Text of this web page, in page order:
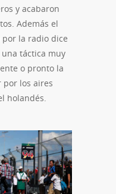
y acabaron
Además el
la radio dice
una táctica muy
o pronto la
por los aires
holandés.